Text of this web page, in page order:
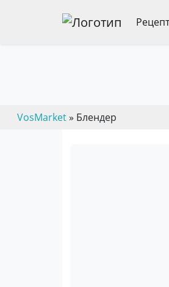
VosMarket» Блендер